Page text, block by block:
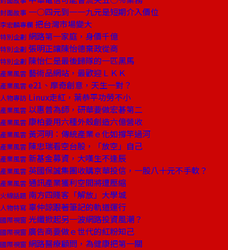
封面故事 一○四元到一一九元是短期介入價位
李宏麟專欄 把台灣市場變大
特別企劃 網路第一家庭，身價千億
特別企劃 張明正讓陳怡德棄政從商
特別企劃 陳怡仁是最後歸隊的一匹黑馬
產業風雲 藝術品網站，最歡迎ＬＫＫ
產業風雲 e21、摩奇創意，天生一對？
人物專訪 Linux走紅，葉恭平功勞不小
產業風雲 以惠普為師，研華要做宏碁第二
產業風雲 康柏要用六種外殼創造六億營收
產業風雲 黃河明：傳統產業ｅ化如撐竿過河
產業風雲 陳忠瑞看空台股，「放空」自己
產業風雲 新基金募資，大嘆生不逢辰
產業風雲 英國保誠集團收購京華投信，一股八十元不手軟？
產業風雲 通訊產業獲利空間將遭壓縮
火線話題 南方四賤客「解放」大學城
人物特寫 辜仲諒跟著筆記的軌道運行
國際視窗 光纖掀起另一波網路投資風潮？
國際視窗 廣告商要做ｅ世代的紅粉知己
國際視窗 網路醫療顧問，為健康把第一關